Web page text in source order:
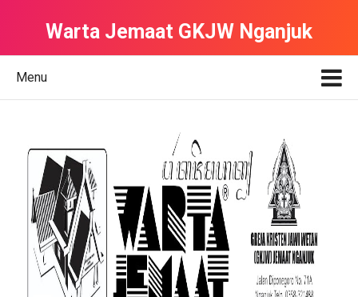
Warta Jemaat GKJW Nganjuk
Menu